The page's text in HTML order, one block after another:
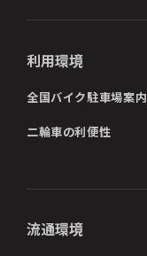
利用環境
全国バイク駐車場案内
二輪車の利便性
流通環境